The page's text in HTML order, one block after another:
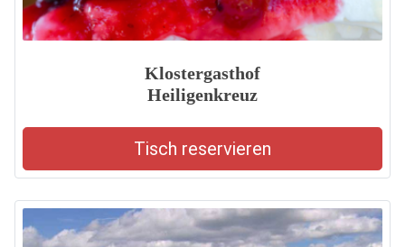
Klostergasthof
Heiligenkreuz
Tisch reservieren